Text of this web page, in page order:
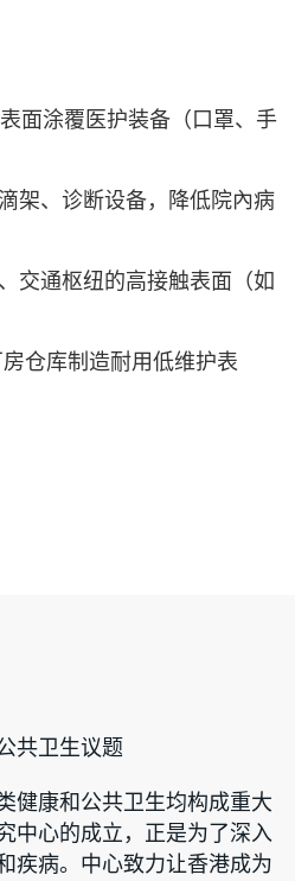
面涂覆医护装备（口罩、手
架、诊断设备，降低院內病
交通枢纽的高接触表面（如
仓库制造耐用低维护表
共卫生议题
健康和公共卫生均构成重大
中心的成立，正是为了深入
疾病。中心致力让香港成为